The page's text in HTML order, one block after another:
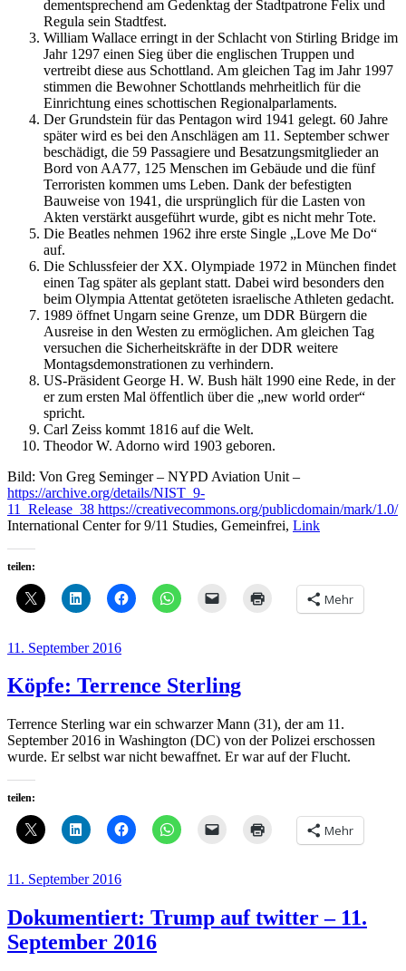
dementsprechend am Gedenktag der Stadtpatrone Felix und
Regula sein Stadtfest.
William Wallace erringt in der Schlacht von Stirling Bridge im
Jahr 1297 einen Sieg über die englischen Truppen und
vertreibt diese aus Schottland. Am gleichen Tag im Jahr 1997
stimmen die Bewohner Schottlands mehrheitlich für die
Einrichtung eines schottischen Regionalparlaments.
Der Grundstein für das Pentagon wird 1941 gelegt. 60 Jahre
später wird es bei den Anschlägen am 11. September schwer
beschädigt, die 59 Passagiere und Besatzungsmitglieder an
Bord von AA77, 125 Menschen im Gebäude und die fünf
Terroristen kommen ums Leben. Dank der befestigten
Bauweise von 1941, die ursprünglich für die Lasten von
Akten verstärkt ausgeführt wurde, gibt es nicht mehr Tote.
Die Beatles nehmen 1962 ihre erste Single „Love Me Do“
auf.
Die Schlussfeier der XX. Olympiade 1972 in München findet
einen Tag später als geplant statt. Dabei wird besonders den
beim Olympia Attentat getöteten israelische Athleten gedacht.
1989 öffnet Ungarn seine Grenze, um DDR Bürgern die
Ausreise in den Westen zu ermöglichen. Am gleichen Tag
versuchen die Sicherheitskräfte in der DDR weitere
Montagsdemonstrationen zu verhindern.
US-Präsident George H. W. Bush hält 1990 eine Rede, in der
er zum ersten Mal öffentlich über die „new world order“
spricht.
Carl Zeiss kommt 1816 auf die Welt.
Theodor W. Adorno wird 1903 geboren.
Bild: Von Greg Seminger – NYPD Aviation Unit –
https://archive.org/details/NIST_9-
11_Release_38 https://creativecommons.org/publicdomain/mark/1.0/
International Center for 9/11 Studies, Gemeinfrei, Link
teilen:
Mehr
Veröffentlicht
11. September 2016
Köpfe: Terrence Sterling
Terrence Sterling war ein schwarzer Mann (31), der am 11.
September 2016 in Washington (DC) von der Polizei erschossen
wurde. Er selbst war nicht bewaffnet. Er war auf der Flucht.
teilen:
Mehr
Veröffentlicht
11. September 2016
Dokumentiert: Trump auf twitter – 11.
September 2016